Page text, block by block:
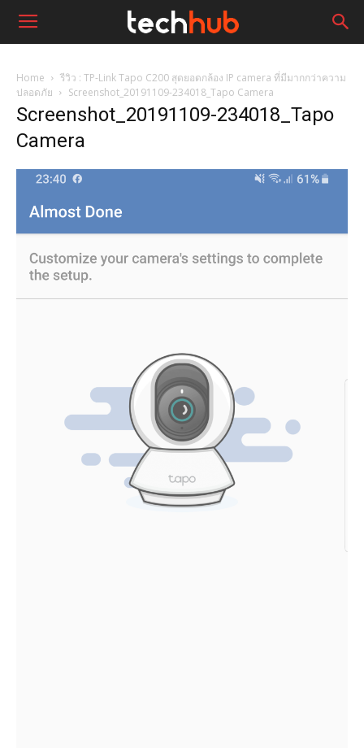
Home
รีวิว : TP-Link Tapo C200 สุดยอดกล้อง IP camera ที่มีมากกว่าความ
ปลอดภัย
Screenshot_20191109-234018_Tapo Camera
Screenshot_20191109-234018_Tapo
Camera